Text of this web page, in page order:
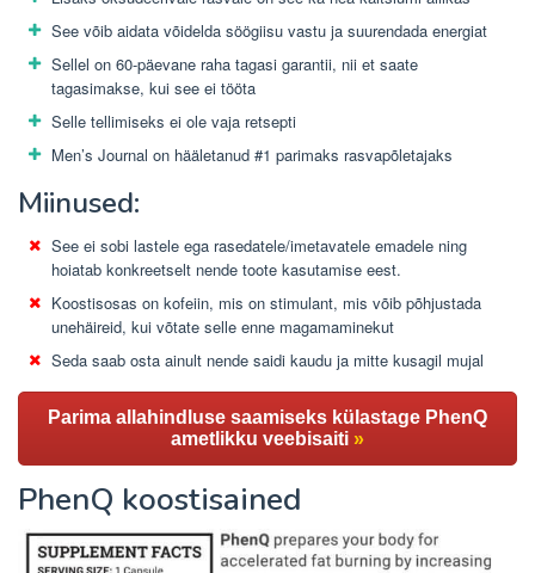
See võib aidata võidelda söögiisu vastu ja suurendada energiat
Sellel on 60-päevane raha tagasi garantii, nii et saate
tagasimakse, kui see ei tööta
Selle tellimiseks ei ole vaja retsepti
Men’s Journal on hääletanud #1 parimaks rasvapõletajaks
Miinused:
See ei sobi lastele ega rasedatele/imetavatele emadele ning
hoiatab konkreetselt nende toote kasutamise eest.
Koostisosas on kofeiin, mis on stimulant, mis võib põhjustada
unehäireid, kui võtate selle enne magamaminekut
Seda saab osta ainult nende saidi kaudu ja mitte kusagil mujal
Parima allahindluse saamiseks külastage PhenQ
ametlikku veebisaiti »
PhenQ koostisained